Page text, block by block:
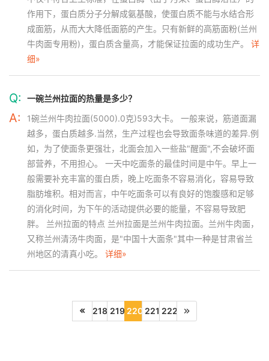
作用下，蛋白质分子分解成氨基酸，使蛋白质不能与水结合形
成面筋，从而大大降低面筋的产生。只有新鲜的高筋面粉(兰州
牛肉面专用粉)，蛋白质含量高，才能保证拉面的成功生产。 详
细»
Q: 一碗兰州拉面的热量是多少？
A:
1碗兰州牛肉拉面(5000).0克)593大卡。 一般来说，筋道面漏
越多，蛋白质越多.当然，生产过程也会导致面条味道的差异.例
如，为了使面条更强壮，北面会加入一些盐"醒面",不会破坏面
部营养，不用担心。 一天中吃面条的最佳时间是中午。早上一
般需要补充丰富的蛋白质，晚上吃面条不容易消化，容易导致
脂肪堆积。相对而言，中午吃面条可以有良好的饱腹感和足够
的消化时间，为下午的活动提供必要的能量，不容易导致肥
胖。 兰州拉面的特点 兰州拉面是兰州牛肉拉面。兰州牛肉面，
又称兰州清汤牛肉面，是"中国十大面条"其中一种是甘肃省兰
州地区的清真小吃。 详细»
218 219 220 221 222